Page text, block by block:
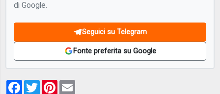
di Google.
Seguici su Telegram
Fonte preferita su Google
Facebook
TwitterPinterest